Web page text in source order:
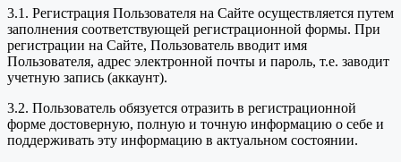
3.1. Регистрация Пользователя на Сайте осуществляется путем
заполнения соответствующей регистрационной формы. При
регистрации на Сайте, Пользователь вводит имя
Пользователя, адрес электронной почты и пароль, т.е. заводит
учетную запись (аккаунт).
3.2. Пользователь обязуется отразить в регистрационной
форме достоверную, полную и точную информацию о себе и
поддерживать эту информацию в актуальном состоянии.